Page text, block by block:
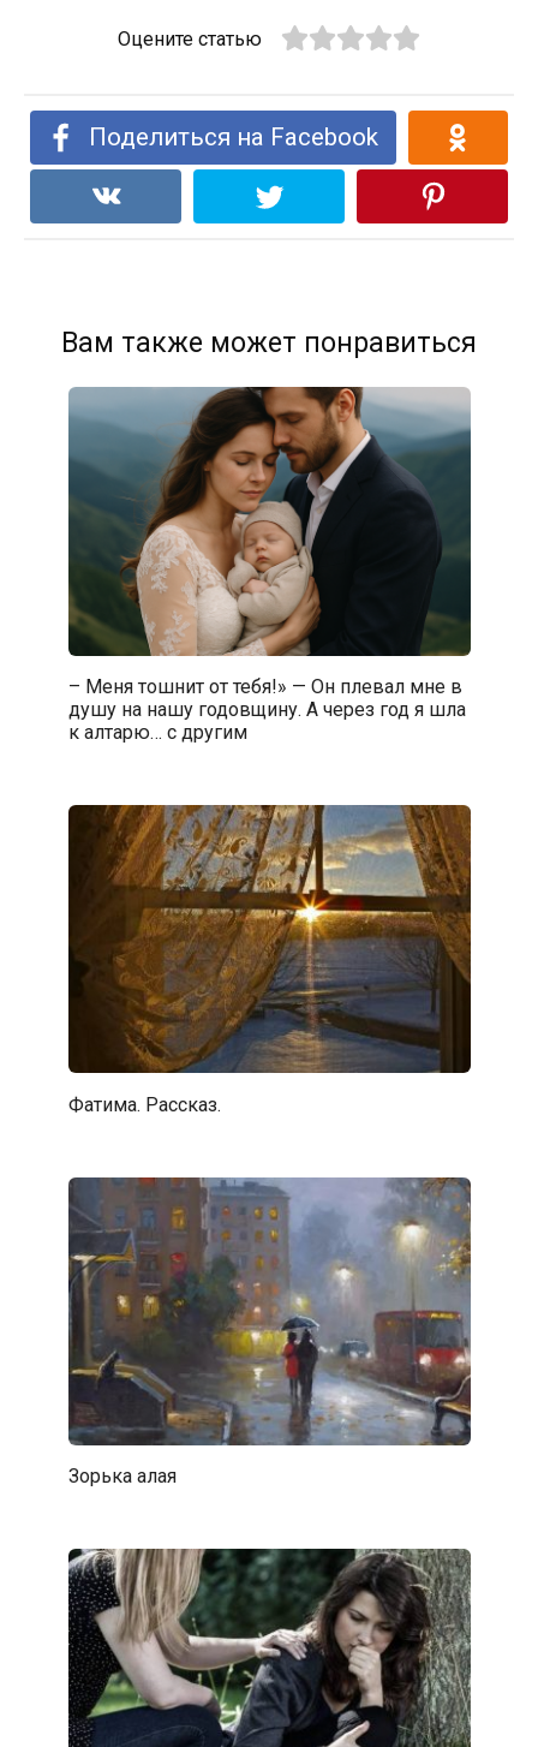
Оцените статью
Поделиться на Facebook
Вам также может понравиться
– Меня тошнит от тебя!» — Он плевал мне в
душу на нашу годовщину. А через год я шла
к алтарю… с другим
Фатима. Рассказ.
Зорька алая